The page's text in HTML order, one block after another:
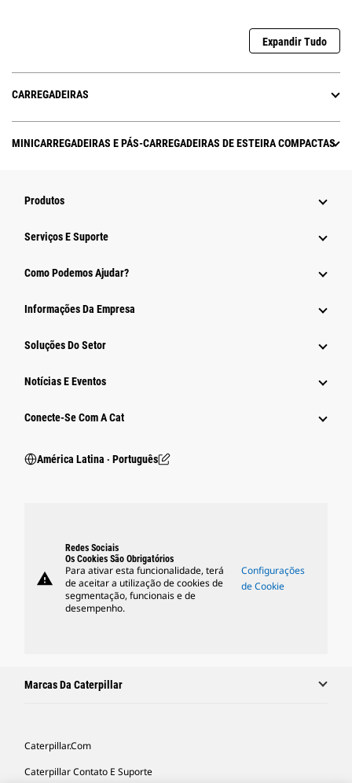
Expandir Tudo
CARREGADEIRAS
MINICARREGADEIRAS E PÁS-CARREGADEIRAS DE ESTEIRA COMPACTAS
Produtos
Serviços E Suporte
Como Podemos Ajudar?
Informações Da Empresa
Soluções Do Setor
Notícias E Eventos
Conecte-Se Com A Cat
América Latina ‧ Português
warning
Redes Sociais
Os Cookies São Obrigatórios
Para ativar esta funcionalidade, terá
de aceitar a utilização de cookies de
segmentação, funcionais e de
desempenho.
Configurações
de Cookie
Marcas Da Caterpillar
Caterpillar.com
Caterpillar Contato E Suporte